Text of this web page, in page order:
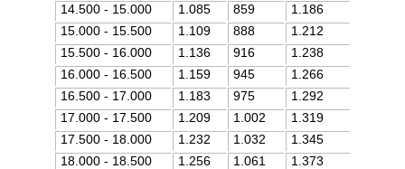
14.500 - 15.000
1.085 859
1.186
15.000 - 15.500
1.109 888
1.212
15.500 - 16.000
1.136 916
1.238
16.000 - 16.500
1.159 945
1.266
16.500 - 17.000
1.183 975
1.292
17.000 - 17.500
1.209 1.002
1.319
17.500 - 18.000
1.232 1.032
1.345
18.000 - 18.500
1.256 1.061
1.373